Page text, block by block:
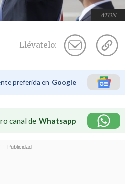
ATON
Llévatelo:
preferida en Google
canal de Whatsapp